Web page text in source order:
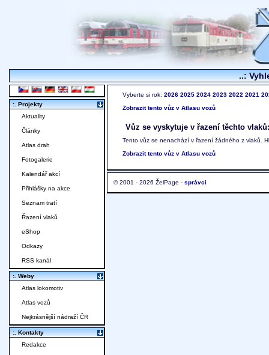
..:
Vyberte si rok: 2026 2025 2024 2023 2022 2021
Zobrazit tento vůz v Atlasu vozů
Vůz se vyskytuje v řazení těchto vlaků:
Tento vůz se nenachází v řazení žádného z vlaků.
Zobrazit tento vůz v Atlasu vozů
© 2001 - 2026 ŽelPage - správci
:. Projekty
Aktuality
Články
Atlas drah
Fotogalerie
Kalendář akcí
Přihlášky na akce
Seznam tratí
Řazení vlaků
eShop
Odkazy
RSS kanál
:. Weby
Atlas lokomotiv
Atlas vozů
Nejkrásnější nádraží ČR
:. Kontakty
Redakce